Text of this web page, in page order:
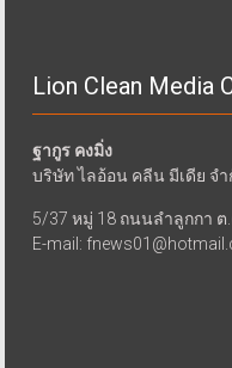
Lion Clean Media
ฐากูร คงมิ่ง
บริษัท ไลอ้อน คลีน มีเดีย จำ
5/37 หมู่ 18 ถนนลำลูกกา
E-mail: